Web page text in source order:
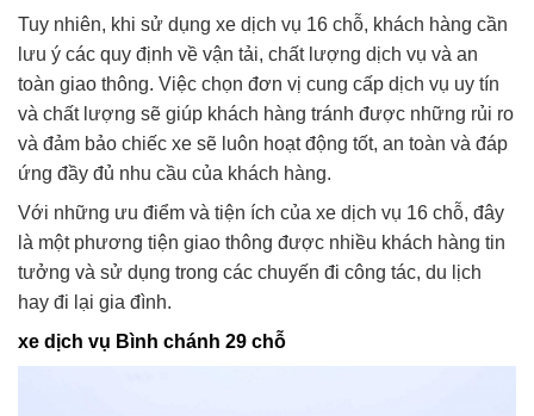
Tuy nhiên, khi sử dụng xe dịch vụ 16 chỗ, khách hàng cần
lưu ý các quy định về vận tải, chất lượng dịch vụ và an
toàn giao thông. Việc chọn đơn vị cung cấp dịch vụ uy tín
và chất lượng sẽ giúp khách hàng tránh được những rủi ro
và đảm bảo chiếc xe sẽ luôn hoạt động tốt, an toàn và đáp
ứng đầy đủ nhu cầu của khách hàng.
Với những ưu điểm và tiện ích của xe dịch vụ 16 chỗ, đây
là một phương tiện giao thông được nhiều khách hàng tin
tưởng và sử dụng trong các chuyến đi công tác, du lịch
hay đi lại gia đình.
xe dịch vụ Bình chánh 29 chỗ